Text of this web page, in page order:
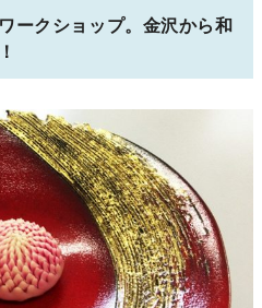
ークショップ。金沢から和